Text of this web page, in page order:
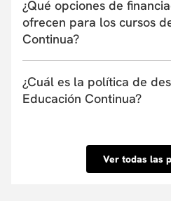
un Recibo de Pago
¿Qué opciones de
ofrecen para los cursos
Continua?
entidades financieras que
uno a seis meses. Estas
inmediata. Conoce las
tenemos convenio aquí.
¿Cuál es la política de
Educación Continua?
Ver todas las